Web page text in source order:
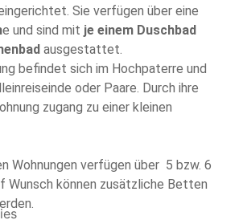
Sie verfügen über eine
e und sind mit je einem Duschbad
ausgestattet.
befindet sich im Hochpaterre und
oder Paare. Durch ihre
zugang zu einer kleinen
Wohnungen verfügen über 5 bzw. 6
Wunsch können zusätzliche Betten